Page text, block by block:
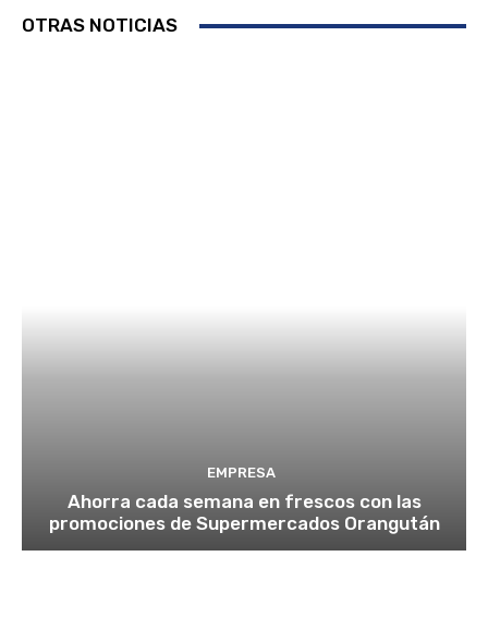
OTRAS NOTICIAS
EMPRESA
Ahorra cada semana en frescos con las
promociones de Supermercados Orangután